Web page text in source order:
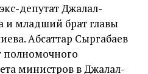
депутат Джалал-
и младший брат главы
Абсаттар Сыргабаев
полномочного
министров в Джалал-